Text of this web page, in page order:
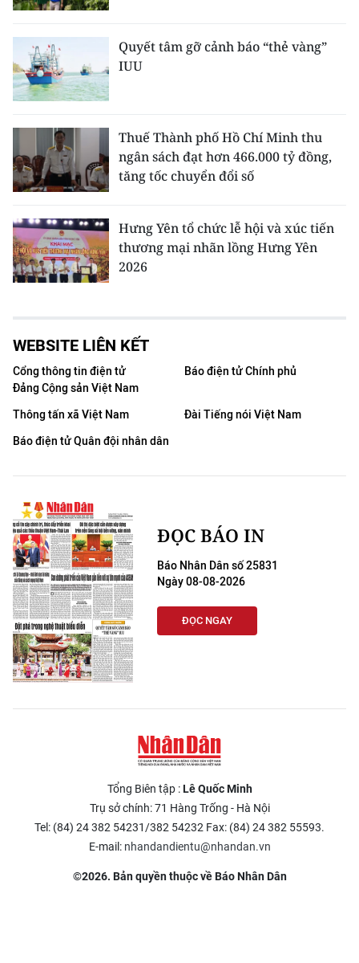
Quyết tâm gỡ cảnh báo “thẻ vàng”
IUU
Thuế Thành phố Hồ Chí Minh thu
ngân sách đạt hơn 466.000 tỷ đồng,
tăng tốc chuyển đổi số
Hưng Yên tổ chức lễ hội và xúc tiến
thương mại nhãn lồng Hưng Yên
2026
WEBSITE LIÊN KẾT
Cổng thông tin điện tử
Đảng Cộng sản Việt Nam
Báo điện tử Chính phủ
Thông tấn xã Việt Nam
Đài Tiếng nói Việt Nam
Báo điện tử Quân đội nhân dân
ĐỌC BÁO IN
Báo Nhân Dân số 25831
Ngày 08-08-2026
ĐỌC NGAY
Tổng Biên tập :Lê Quốc Minh
Trụ sở chính: 71 Hàng Trống - Hà Nội
Tel: (84) 24 382 54231/382 54232 Fax: (84) 24 382 55593.
E-mail: nhandandientu@nhandan.vn
©2026. Bản quyền thuộc về Báo Nhân Dân